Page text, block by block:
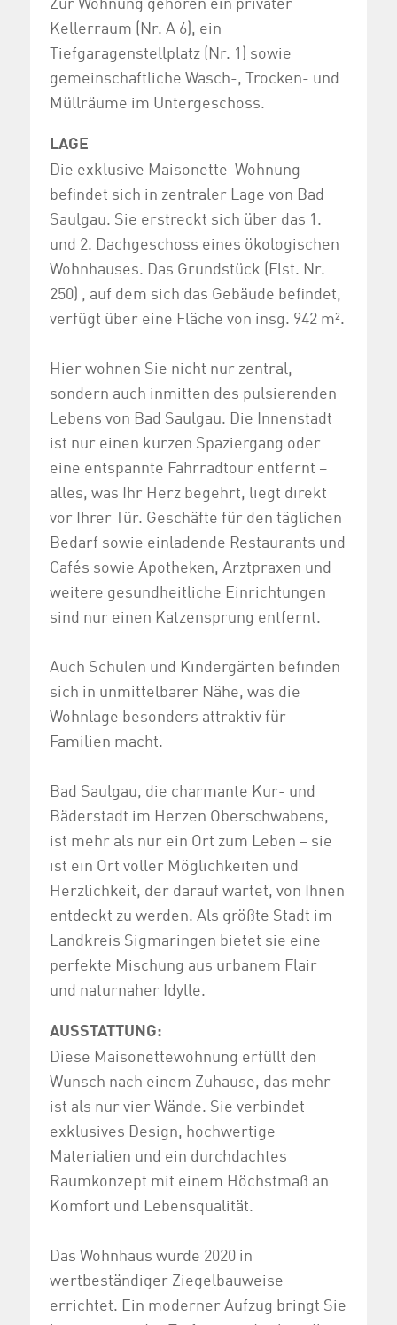
Kellerraum (Nr. A 6), ein
Tiefgaragenstellplatz (Nr. 1) sowie
gemeinschaftliche Wasch-, Trocken- und
Müllräume im Untergeschoss.
LAGE
Die exklusive Maisonette-Wohnung
befindet sich in zentraler Lage von Bad
Saulgau. Sie erstreckt sich über das 1.
und 2. Dachgeschoss eines ökologischen
Wohnhauses. Das Grundstück (Flst. Nr.
250) , auf dem sich das Gebäude befindet,
verfügt über eine Fläche von insg. 942 m².
Hier wohnen Sie nicht nur zentral,
sondern auch inmitten des pulsierenden
Lebens von Bad Saulgau. Die Innenstadt
ist nur einen kurzen Spaziergang oder
eine entspannte Fahrradtour entfernt –
alles, was Ihr Herz begehrt, liegt direkt
vor Ihrer Tür. Geschäfte für den täglichen
Bedarf sowie einladende Restaurants und
Cafés sowie Apotheken, Arztpraxen und
weitere gesundheitliche Einrichtungen
sind nur einen Katzensprung entfernt.
Auch Schulen und Kindergärten befinden
sich in unmittelbarer Nähe, was die
Wohnlage besonders attraktiv für
Familien macht.
Bad Saulgau, die charmante Kur- und
Bäderstadt im Herzen Oberschwabens,
ist mehr als nur ein Ort zum Leben – sie
ist ein Ort voller Möglichkeiten und
Herzlichkeit, der darauf wartet, von Ihnen
entdeckt zu werden. Als größte Stadt im
Landkreis Sigmaringen bietet sie eine
perfekte Mischung aus urbanem Flair
und naturnaher Idylle.
AUSSTATTUNG:
Diese Maisonettewohnung erfüllt den
Wunsch nach einem Zuhause, das mehr
ist als nur vier Wände. Sie verbindet
exklusives Design, hochwertige
Materialien und ein durchdachtes
Raumkonzept mit einem Höchstmaß an
Komfort und Lebensqualität.
Das Wohnhaus wurde 2020 in
wertbeständiger Ziegelbauweise
errichtet. Ein moderner Aufzug bringt Sie